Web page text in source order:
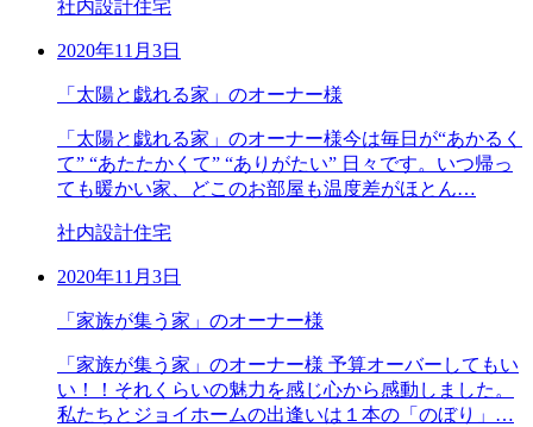
社内設計住宅
2020年11月3日
「太陽と戯れる家」のオーナー様
「太陽と戯れる家」のオーナー様今は毎日が“あかるく
て” “あたたかくて” “ありがたい” 日々です。いつ帰っ
ても暖かい家、どこのお部屋も温度差がほとん…
社内設計住宅
2020年11月3日
「家族が集う家」のオーナー様
「家族が集う家」のオーナー様 予算オーバーしてもい
い！！それくらいの魅力を感じ心から感動しました。
私たちとジョイホームの出逢いは１本の「のぼり」…